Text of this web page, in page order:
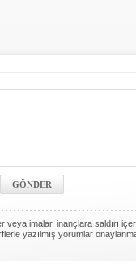
imalar, inançlara saldırı
yazılmış yorumlar